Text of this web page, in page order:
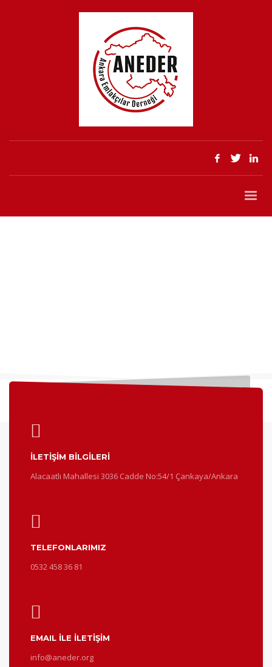
İLETİŞİM BİLGİLERİ
Alacaatlı Mahallesi 3036 Cadde No:54/1 Çankaya/Ankara
TELEFONLARIMIZ
0532 458 36 81
EMAIL İLE İLETİŞİM
info@aneder.org